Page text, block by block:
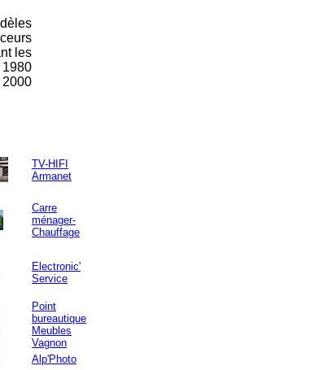
les
2000
TV-HIFI
Armanet
Carre
ménager-
Chauffage
Electronic'
Service
Point
bureautique
Meubles
Vagnon
Alp'Photo